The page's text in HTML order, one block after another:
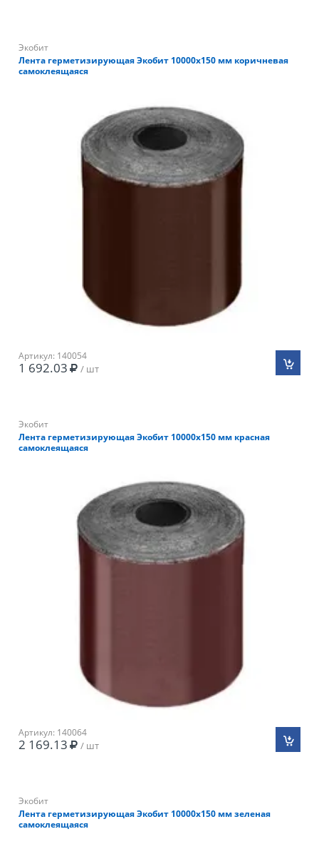
Экобит
Лента герметизирующая Экобит 10000х150 мм коричневая
самоклеящаяся
Артикул: 140054
1 692.03 / шт
Экобит
Лента герметизирующая Экобит 10000х150 мм красная
самоклеящаяся
Артикул: 140064
2 169.13 / шт
Экобит
Лента герметизирующая Экобит 10000х150 мм зеленая
самоклеящаяся